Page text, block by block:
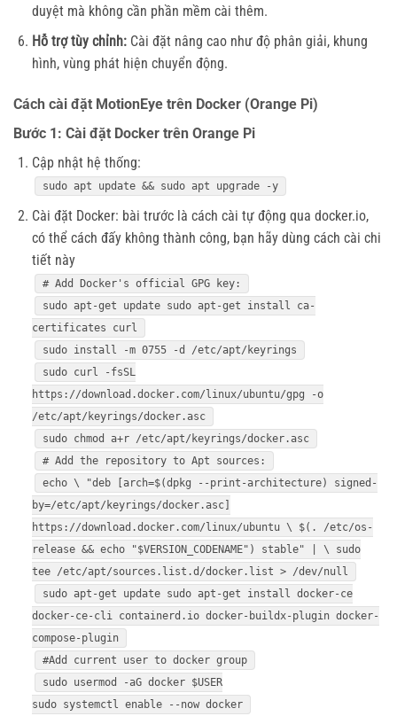
duyệt mà không cần phần mềm cài thêm.
Hỗ trợ tùy chỉnh:Cài đặt nâng cao như độ phân giải, khung
hình, vùng phát hiện chuyển động.
Cách cài đặt MotionEye trên Docker (Orange Pi)
Bước 1: Cài đặt Docker trên Orange Pi
Cập nhật hệ thống:
sudo apt update && sudo apt upgrade -y
Cài đặt Docker: bài trước là cách cài tự động qua docker.io,
có thể cách đấy không thành công, bạn hãy dùng cách cài chi
tiết này
# Add Docker's official GPG key:
sudo apt-get update sudo apt-get install ca-
certificates curl
sudo install -m 0755 -d /etc/apt/keyrings
sudo curl -fsSL
https://download.docker.com/linux/ubuntu/gpg -o
/etc/apt/keyrings/docker.asc
sudo chmod a+r /etc/apt/keyrings/docker.asc
# Add the repository to Apt sources:
echo \ "deb [arch=$(dpkg --print-architecture) signed-
by=/etc/apt/keyrings/docker.asc]
https://download.docker.com/linux/ubuntu \ $(. /etc/os-
release && echo "$VERSION_CODENAME") stable" | \ sudo
tee /etc/apt/sources.list.d/docker.list > /dev/null
sudo apt-get update sudo apt-get install docker-ce
docker-ce-cli containerd.io docker-buildx-plugin docker-
compose-plugin
#Add current user to docker group
sudo usermod -aG docker $USER
sudo systemctl enable--now docker